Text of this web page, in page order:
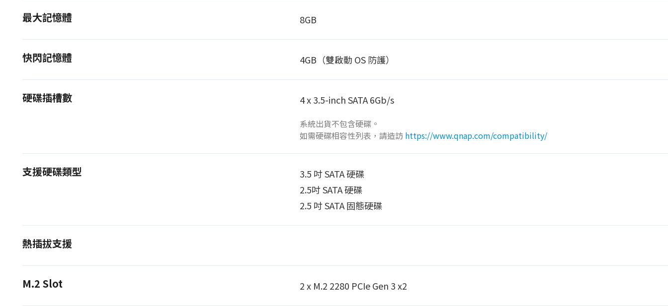
最大記憶體 8GB
快閃記憶體 4GB（雙啟動 OS 防護）
硬碟插槽數 4 x 3.5-inch SATA 6Gb/s
系統出貨不包含硬碟。
如需硬碟相容性列表，請造訪 https://www.qnap.com/compatibility/
支援硬碟類型
3.5 吋 SATA 硬碟
2.5吋 SATA 硬碟
2.5 吋 SATA 固態硬碟
熱插拔支援
M.2 Slot 2 x M.2 2280 PCIe Gen 3 x2